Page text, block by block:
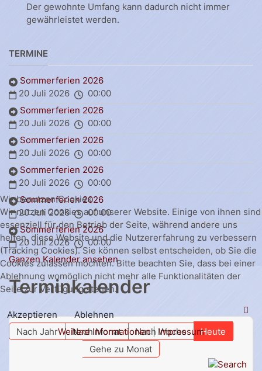
Der gewohnte Umfang kann dadurch nicht immer
gewährleistet werden.
TERMINE
Sommerferien 2026
20 Juli 2026
00:00
Sommerferien 2026
20 Juli 2026
00:00
Sommerferien 2026
20 Juli 2026
00:00
Sommerferien 2026
20 Juli 2026
00:00
Sommerferien 2026
20 Juli 2026
00:00
Sommerferien 2026
20 Juli 2026
00:00
Ganzen Kalender ansehen
Terminkalender
Nach Jahr Nach Monat Nach Woche
Heute
Gehe zu Monat
Wir benutzen Cookies
Wir nutzen Cookies auf unserer Website. Einige von ihnen sind
essenziell für den Betrieb der Seite, während andere uns
helfen, diese Website und die Nutzererfahrung zu verbessern
(Tracking Cookies). Sie können selbst entscheiden, ob Sie die
Cookies zulassen möchten. Bitte beachten Sie, dass bei einer
Ablehnung womöglich nicht mehr alle Funktionalitäten der
Seite zur Verfügung stehen.
Akzeptieren
Ablehnen
Weitere Informationen| Impressum